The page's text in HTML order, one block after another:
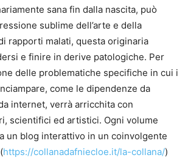
sana fin dalla nascita, può
sublime dell’arte e della
rapporti malati, questa originaria
e finire in derive patologiche. Per
delle problematiche specifiche in cui i
come le dipendenze da
internet, verrà arricchita con
scientifici ed artistici. Ogni volume
un blog interattivo in un coinvolgente
https://collanadafniecloe.it/la-collana/)